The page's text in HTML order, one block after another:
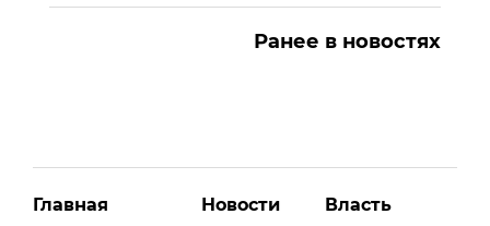
Ранее в новостях
Главная Новости Власть